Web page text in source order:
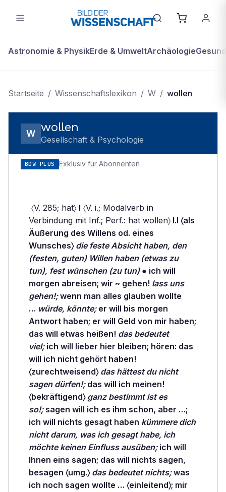
Astronomie & PhysikErde & UmweltArchäologie
Startseite / Wissenschaftslexikon / W / wollen
W wollen
Gesellschaft & Psychologie
BDW PLUS Exklusiv für Abonnenten
〈V. 285; hat〉 I 〈V. i.; Modalverb in
Verbindung mit Inf.; Perf.: hat wollen〉 I.I 〈als
Äußerung des Willens od. eines
Wunsches〉 die feste Absicht haben, den
(festen, guten) Willen haben (etwas zu
tun), fest wünschen (zu tun) ● ich will
morgen abreisen; wir ~ gehen! lass uns
gehen!;wenn man alles glauben wollte
… würde, könnte;er will bis morgen
Antwort haben; er will Geld von mir haben;
das will etwas heißen! das bedeutet
viel;ich will lieber hier bleiben; hören: das
will ich nicht gehört haben!
〈zurechtweisend〉 das hättest du nicht
sagen dürfen!;das will ich meinen!
〈bekräftigend〉 ganz bestimmt ist es
so!; sagen will ich es ihm schon, aber …;
ich will nichts gesagt haben kümmere dich
nicht darum, was ich gesagt habe, ich
möchte keinen Einfluss ausüben;ich will
Ihnen eins sagen; das will nichts sagen,
besagen 〈umg.〉 das bedeutet nichts;was
ich noch sagen wollte … 〈einleitend〉; mir